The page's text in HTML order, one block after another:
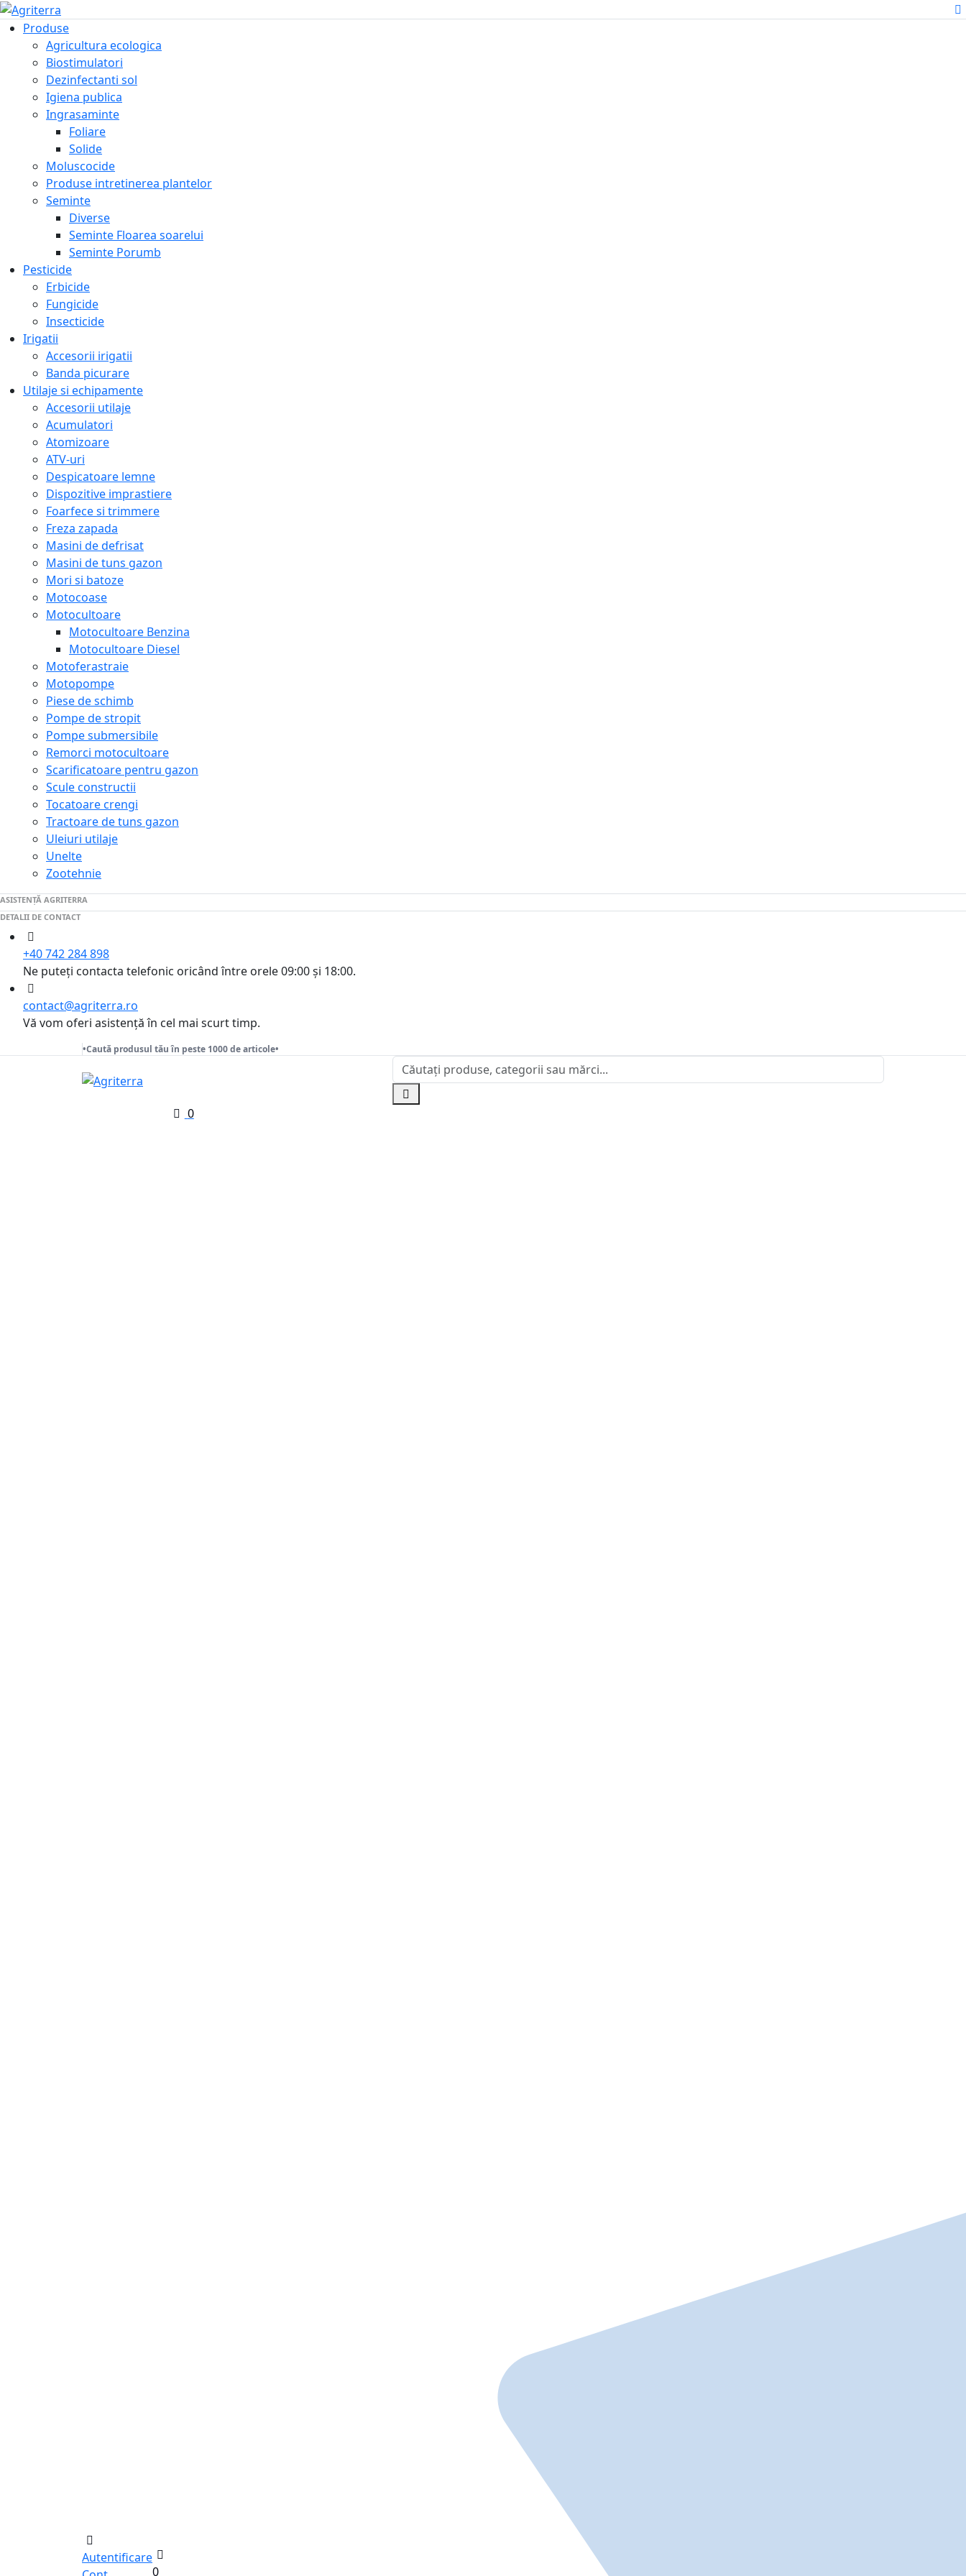
Produse
Agricultura ecologica
Biostimulatori
Dezinfectanti sol
Igiena publica
Ingrasaminte
Foliare
Solide
Moluscocide
Produse intretinerea plantelor
Seminte
Diverse
Seminte Floarea soarelui
Seminte Porumb
Pesticide
Erbicide
Fungicide
Insecticide
Irigatii
Accesorii irigatii
Banda picurare
Utilaje si echipamente
Accesorii utilaje
Acumulatori
Atomizoare
ATV-uri
Despicatoare lemne
Dispozitive imprastiere
Foarfece si trimmere
Freza zapada
Masini de defrisat
Masini de tuns gazon
Mori si batoze
Motocoase
Motocultoare
Motocultoare Benzina
Motocultoare Diesel
Motoferastraie
Motopompe
Piese de schimb
Pompe de stropit
Pompe submersibile
Remorci motocultoare
Scarificatoare pentru gazon
Scule constructii
Tocatoare crengi
Tractoare de tuns gazon
Uleiuri utilaje
Unelte
Zootehnie
ASISTENȚĂ AGRITERRA
DETALII DE CONTACT
+40 742 284 898
Ne puteți contacta telefonic oricând între orele 09:00 și 18:00.
contact@agriterra.ro
Vă vom oferi asistență în cel mai scurt timp.
•Caută produsul tău în peste 1000 de articole•
Autentificare
0
0